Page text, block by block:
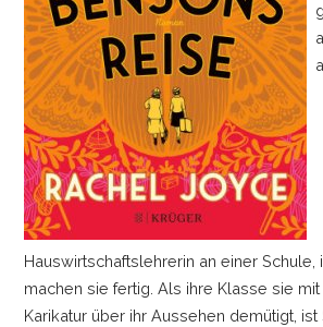
Hauswirtschaftslehrerin an einer Schule,
machen sie fertig. Als ihre Klasse sie
Karikatur über ihr Aussehen demütigt,